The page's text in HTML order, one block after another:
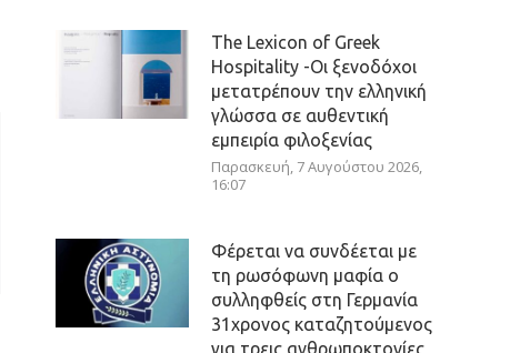
The Lexicon of Greek
Hospitality -Οι ξενοδόχοι
μετατρέπουν την ελληνική
γλώσσα σε αυθεντική
εμπειρία φιλοξενίας
Παρασκευή, 7 Αυγούστου 2026,
16:07
Φέρεται να συνδέεται με
τη ρωσόφωνη μαφία ο
συλληφθείς στη Γερμανία
31χρονος καταζητούμενος
για τρεις ανθρωποκτονίες